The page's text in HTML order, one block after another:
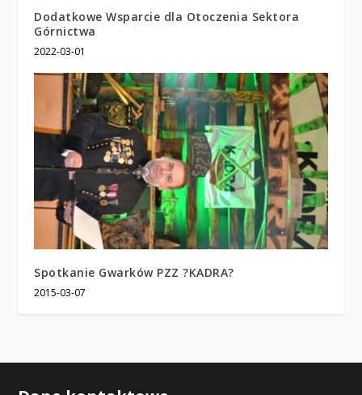
Dodatkowe Wsparcie dla Otoczenia Sektora
Górnictwa
2022-03-01
Spotkanie Gwarków PZZ ?KADRA?
2015-03-07